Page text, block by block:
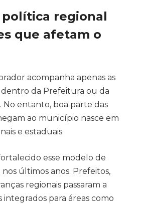
política regional
que afetam o
acompanha apenas as
dentro da Prefeitura ou da
No entanto, boa parte das
ao município nasce em
e estaduais.
esse modelo de
últimos anos. Prefeitos,
regionais passaram a
para áreas como